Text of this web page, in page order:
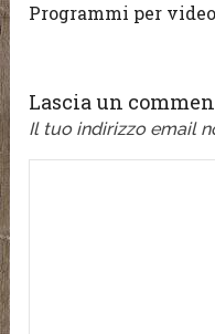
Programmi per
Lascia un
Il tuo indirizzo email